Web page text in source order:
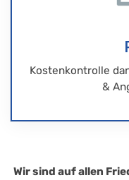
Kostenkontrolle
&
Wir sind auf allen